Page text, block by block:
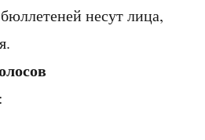
несут лица,